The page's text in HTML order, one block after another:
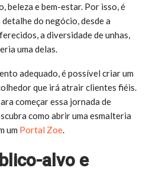
beleza e bem-estar. Por isso, é
do negócio, desde a
a diversidade de unhas,
uma delas.
adequado, é possível criar um
que irá atrair clientes fiéis.
começar essa jornada de
como abrir uma esmalteria
um Portal Zoe.
alvo e